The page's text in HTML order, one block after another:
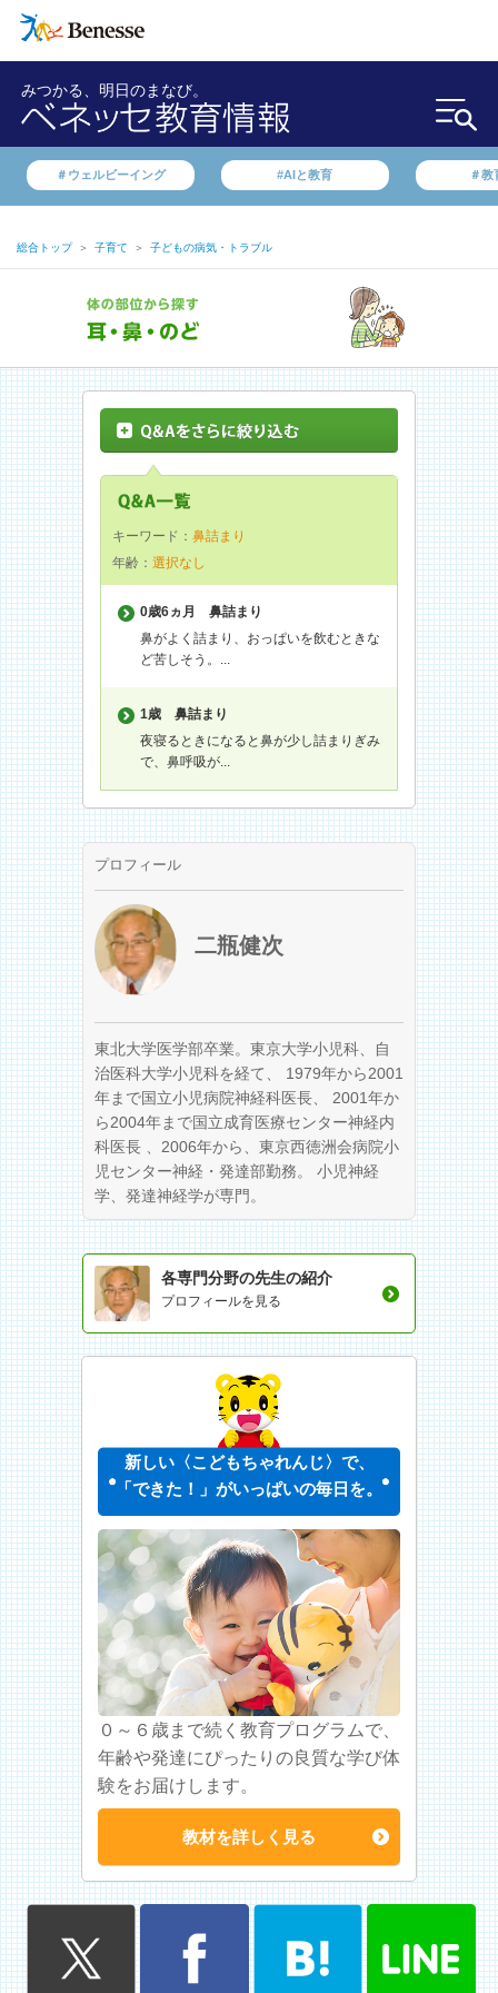
みつかる、明日のまなび。
＃ウェルビーイング #AIと教育 ＃教
総合トップ ＞ 子育て ＞ 子どもの病気・トラブル
キーワード： 鼻詰まり
年齢： 選択なし
0歳6ヵ月
鼻詰まり
鼻がよく詰まり、おっぱいを飲むときな
ど苦しそう。...
1歳
鼻詰まり
夜寝るときになると鼻が少し詰まりぎみ
で、鼻呼吸が...
プロフィール
二瓶健次
東北大学医学部卒業。東京大学小児科、自
治医科大学小児科を経て、 1979年から2001
年まで国立小児病院神経科医長、 2001年か
ら2004年まで国立成育医療センター神経内
科医長 、2006年から、東京西徳洲会病院小
児センター神経・発達部勤務。 小児神経
学、発達神経学が専門。
各専門分野の先生の紹介
プロフィールを見る
新しい〈こどもちゃれんじ〉で、
「できた！」がいっぱいの毎日を。
０～６歳まで続く教育プログラムで、
年齢や発達にぴったりの良質な学び体
験をお届けします。
教材を詳しく見る